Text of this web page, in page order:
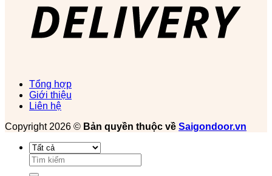
Tổng hợp
Giới thiệu
Liên hệ
Copyright 2026 © Bản quyền thuộc về Saigondoor.vn
Tìm
kiếm: